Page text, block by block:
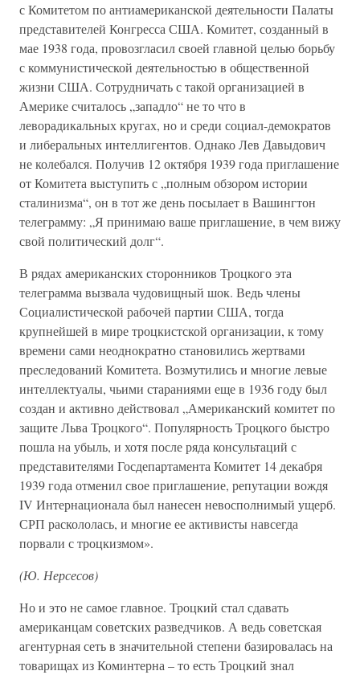
с Комитетом по антиамериканской деятельности Палаты
представителей Конгресса США. Комитет, созданный в
мае 1938 года, провозгласил своей главной целью борьбу
с коммунистической деятельностью в общественной
жизни США. Сотрудничать с такой организацией в
Америке считалось „западло“ не то что в
леворадикальных кругах, но и среди социал-демократов
и либеральных интеллигентов. Однако Лев Давыдович
не колебался. Получив 12 октября 1939 года приглашение
от Комитета выступить с „полным обзором истории
сталинизма“, он в тот же день посылает в Вашингтон
телеграмму: „Я принимаю ваше приглашение, в чем вижу
свой политический долг“.
В рядах американских сторонников Троцкого эта
телеграмма вызвала чудовищный шок. Ведь члены
Социалистической рабочей партии США, тогда
крупнейшей в мире троцкистской организации, к тому
времени сами неоднократно становились жертвами
преследований Комитета. Возмутились и многие левые
интеллектуалы, чьими стараниями еще в 1936 году был
создан и активно действовал „Американский комитет по
защите Льва Троцкого“. Популярность Троцкого быстро
пошла на убыль, и хотя после ряда консультаций с
представителями Госдепартамента Комитет 14 декабря
1939 года отменил свое приглашение, репутации вождя
IV Интернационала был нанесен невосполнимый ущерб.
СРП раскололась, и многие ее активисты навсегда
порвали с троцкизмом».
(Ю. Нерсесов)
Но и это не самое главное. Троцкий стал сдавать
американцам советских разведчиков. А ведь советская
агентурная сеть в значительной степени базировалась на
товарищах из Коминтерна – то есть Троцкий знал